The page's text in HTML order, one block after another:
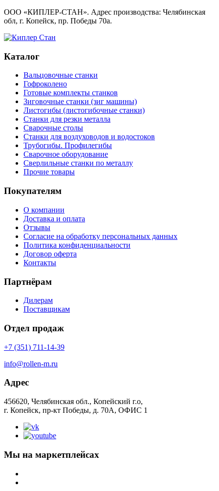
ООО «КИПЛЕР-СТАН». Адрес производства: Челябинская
обл, г. Копейск, пр. Победы 70а.
Каталог
Вальцовочные станки
Гофроколено
Готовые комплекты станков
Зиговочные станки (зиг машины)
Листогибы (листогибочные станки)
Станки для резки металла
Сварочные столы
Станки для воздуховодов и водостоков
Трубогибы. Профилегибы
Сварочное оборудование
Сверлильные станки по металлу
Прочие товары
Покупателям
О компании
Доставка и оплата
Отзывы
Согласие на обработку персональных данных
Политика конфиденциальности
Договор оферта
Контакты
Партнёрам
Дилерам
Поставщикам
Отдел продаж
+7 (351) 711-14-39
info@rollen-m.ru
Адрес
456620, Челябинская обл., Копейский г.о,
г. Копейск, пр-кт Победы, д. 70А, ОФИС 1
Мы на маркетплейсах